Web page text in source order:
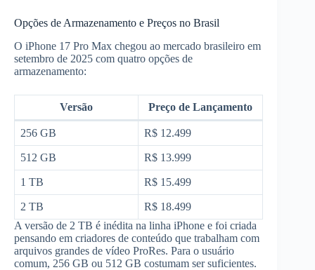
Opções de Armazenamento e Preços no Brasil
O iPhone 17 Pro Max chegou ao mercado brasileiro em
setembro de 2025 com quatro opções de
armazenamento:
Versão Preço de Lançamento
256 GB R$ 12.499
512 GB R$ 13.999
1 TB R$ 15.499
2 TB
R$ 18.499
A versão de 2 TB é inédita na linha iPhone e foi criada
pensando em criadores de conteúdo que trabalham com
arquivos grandes de vídeo ProRes. Para o usuário
comum, 256 GB ou 512 GB costumam ser suficientes.